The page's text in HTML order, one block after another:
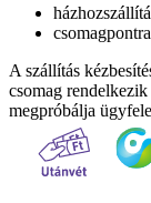
A szállítás
csomag
megpróbálja